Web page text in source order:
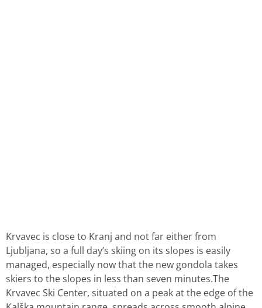
Krvavec is close to Kranj and not far either from
Ljubljana, so a full day’s skiing on its slopes is easily
managed, especially now that the new gondola takes
skiers to the slopes in less than seven minutes.The
Krvavec Ski Center, situated on a peak at the edge of the